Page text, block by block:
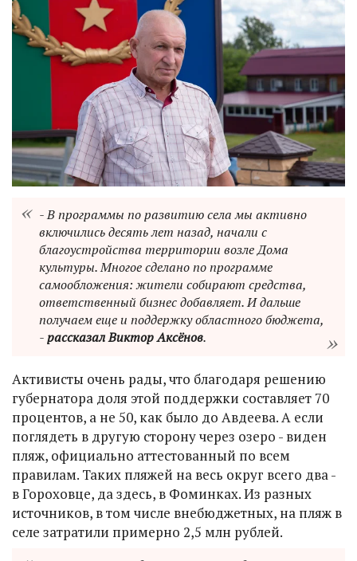
- В программы по развитию села мы активно
включились десять лет назад, начали с
благоустройства территории возле Дома
культуры. Многое сделано по программе
самообложения: жители собирают средства,
ответственный бизнес добавляет. И дальше
получаем еще и поддержку областного бюджета,
-рассказал Виктор Аксёнов.
Активисты очень рады, что благодаря решению
губернатора доля этой поддержки составляет 70
процентов, а не 50, как было до Авдеева. А если
поглядеть в другую сторону через озеро - виден
пляж, официально аттестованный по всем
правилам. Таких пляжей на весь округ всего два -
в Гороховце, да здесь, в Фоминках. Из разных
источников, в том числе внебюджетных, на пляж в
селе затратили примерно 2,5 млн рублей.